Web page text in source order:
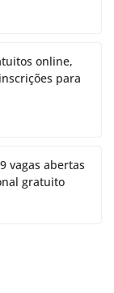
online,
para
vagas abertas
gratuito